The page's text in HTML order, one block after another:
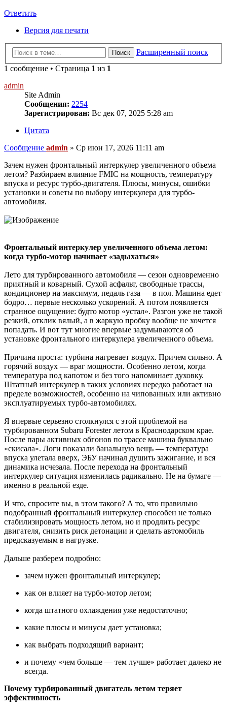
Ответить
Версия для печати
Поиск
Расширенный поиск
1 сообщение • Страница 1 из 1
admin
Site Admin
Сообщения: 2254
Зарегистрирован: Вс дек 07, 2025 5:28 am
Цитата
Сообщение admin » Ср июн 17, 2026 11:11 am
Зачем нужен фронтальный интеркулер увеличенного объема
летом? Разбираем влияние FMIC на мощность, температуру
впуска и ресурс турбо-двигателя. Плюсы, минусы, ошибки
установки и советы по выбору интеркулера для турбо-
автомобиля.
Фронтальный интеркулер увеличенного объема летом:
когда турбо-мотор начинает «задыхаться»
Лето для турбированного автомобиля — сезон одновременно
приятный и коварный. Сухой асфальт, свободные трассы,
кондиционер на максимум, педаль газа — в пол. Машина едет
бодро… первые несколько ускорений. А потом появляется
странное ощущение: будто мотор «устал». Разгон уже не такой
резкий, отклик вялый, а в жаркую пробку вообще не хочется
попадать. И вот тут многие впервые задумываются об
установке фронтального интеркулера увеличенного объема.
Причина проста: турбина нагревает воздух. Причем сильно. А
горячий воздух — враг мощности. Особенно летом, когда
температура под капотом и без того напоминает духовку.
Штатный интеркулер в таких условиях нередко работает на
пределе возможностей, особенно на чипованных или активно
эксплуатируемых турбо-автомобилях.
Я впервые серьезно столкнулся с этой проблемой на
турбированном Subaru Forester летом в Краснодарском крае.
После пары активных обгонов по трассе машина буквально
«скисала». Логи показали банальную вещь — температура
впуска улетала вверх, ЭБУ начинал душить зажигание, и вся
динамика исчезала. После перехода на фронтальный
интеркулер ситуация изменилась радикально. Не на бумаге —
именно в реальной езде.
И что, спросите вы, в этом такого? А то, что правильно
подобранный фронтальный интеркулер способен не только
стабилизировать мощность летом, но и продлить ресурс
двигателя, снизить риск детонации и сделать автомобиль
предсказуемым в нагрузке.
Дальше разберем подробно:
зачем нужен фронтальный интеркулер;
как он влияет на турбо-мотор летом;
когда штатного охлаждения уже недостаточно;
какие плюсы и минусы дает установка;
как выбрать подходящий вариант;
и почему «чем больше — тем лучше» работает далеко не
всегда.
Почему турбированный двигатель летом теряет
эффективность